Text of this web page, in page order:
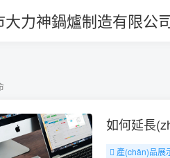
美 制服_国产成
大力神鍋爐制造有限公
如何延長
產(chǎn)品展